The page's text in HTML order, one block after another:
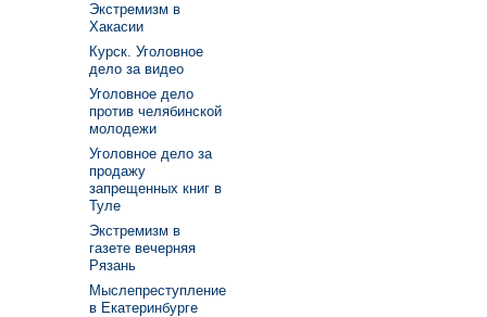
Экстремизм в
Хакасии
Курск. Уголовное
дело за видео
Уголовное дело
против челябинской
молодежи
Уголовное дело за
продажу
запрещенных книг в
Туле
Экстремизм в
газете вечерняя
Рязань
Мыслепреступление
в Екатеринбурге